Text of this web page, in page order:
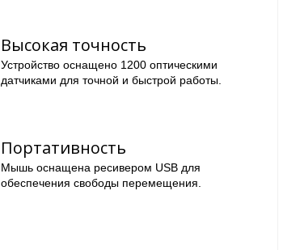
Высокая точность
Устройство оснащено 1200 оптическими
датчиками для точной и быстрой работы.
Портативность
Мышь оснащена ресивером USB для
обеспечения свободы перемещения.